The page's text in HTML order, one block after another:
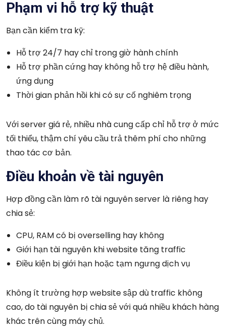
Phạm vi hỗ trợ kỹ thuật
Bạn cần kiểm tra kỹ:
Hỗ trợ 24/7 hay chỉ trong giờ hành chính
Hỗ trợ phần cứng hay không hỗ trợ hệ điều hành,
ứng dụng
Thời gian phản hồi khi có sự cố nghiêm trọng
Với server giá rẻ, nhiều nhà cung cấp chỉ hỗ trợ ở mức
tối thiểu, thậm chí yêu cầu trả thêm phí cho những
thao tác cơ bản.
Điều khoản về tài nguyên
Hợp đồng cần làm rõ tài nguyên server là riêng hay
chia sẻ:
CPU, RAM có bị overselling hay không
Giới hạn tài nguyên khi website tăng traffic
Điều kiện bị giới hạn hoặc tạm ngưng dịch vụ
Không ít trường hợp website sập dù traffic không
cao, do tài nguyên bị chia sẻ với quá nhiều khách hàng
khác trên cùng máy chủ.